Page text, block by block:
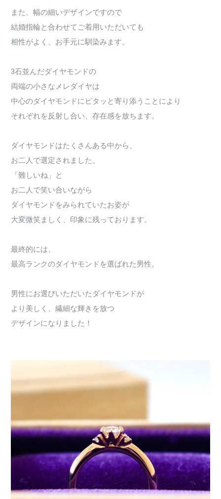
また、幅の細いデザインですので
結婚指輪と合わせてご着用いただいても
相性がよく、お手元に馴染みます。
3石並んだダイヤモンドの
両端の小さなメレダイヤは
中心のダイヤモンドにピタッと寄り添うことにより
それぞれを反射し合い、存在感を放ちます。
ダイヤモンドはたくさんある中から、
お二人で選定されました。
「難しいね」と
お二人で笑い合いながら
ダイヤモンドをみられていたお姿が
大変微笑ましく、印象に残っております。
最終的には、
最高ランクのダイヤモンドを選ばれた男性。
男性にお選びいただいたダイヤモンドが
より美しく、繊細な輝きを放つ
デザインになりました！